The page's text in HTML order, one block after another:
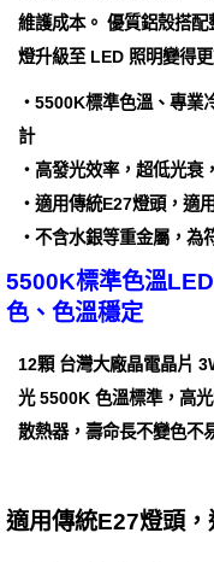
維護成本。 優質鋁殼搭
燈升級至 LED 照明變得更
‧5500K標準色溫、專業
計
‧高發光效率，超低光衰
‧適用傳統E27燈頭，適
‧不含水銀等重金屬，為
5500K標準色溫
色、色溫穩定
12顆 台灣大廠晶電晶片
光 5500K 色溫標準，高
散熱器，壽命長不變色不
適用傳統E27燈頭